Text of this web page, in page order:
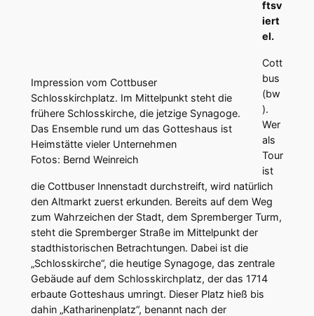
Impression vom Cottbuser
Schlosskirchplatz. Im Mittelpunkt steht die
frühere Schlosskirche, die jetzige Synagoge.
Das Ensemble rund um das Gotteshaus ist
Heimstätte vieler Unternehmen
Fotos: Bernd Weinreich
ftsv
iert
el.
Cott
bus
(bw
).
Wer
als
Tour
ist
die Cottbuser Innenstadt durchstreift, wird natürlich
den Altmarkt zuerst erkunden. Bereits auf dem Weg
zum Wahrzeichen der Stadt, dem Spremberger Turm,
steht die Spremberger Straße im Mittelpunkt der
stadthistorischen Betrachtungen. Dabei ist die
„Schlosskirche“, die heutige Synagoge, das zentrale
Gebäude auf dem Schlosskirchplatz, der das 1714
erbaute Gotteshaus umringt. Dieser Platz hieß bis
dahin „Katharinenplatz“, benannt nach der